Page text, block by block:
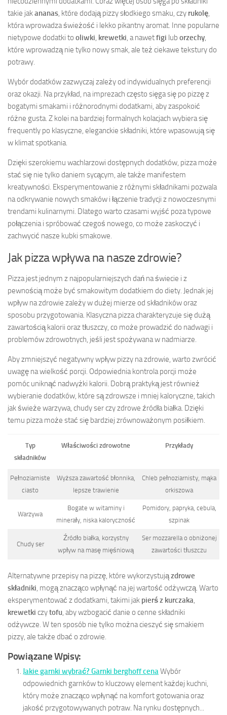
takie jakananas, które dodają pizzy słodkiego smaku, czy rukolę,
która wprowadza świeżość i lekko pikantny aromat. Inne popularne
nietypowe dodatki to oliwki, krewetki, a nawetfigi lub orzechy,
które wprowadzą nie tylko nowy smak, ale też ciekawe tekstury do
potrawy.
Wybór dodatków zazwyczaj zależy od indywidualnych preferencji
oraz okazji. Na przykład, na imprezach często sięga się po pizzę z
bogatymi smakami i różnorodnymi dodatkami, aby zaspokoić
różne gusta. Z kolei na bardziej formalnych kolacjach wybiera się
frequently po klasyczne, eleganckie składniki, które wpasowują się
w klimat spotkania.
Dzięki szerokiemu wachlarzowi dostępnych dodatków, pizza może
stać się nie tylko daniem sycącym, ale także manifestem
kreatywności. Eksperymentowanie z różnymi składnikami pozwala
na odkrywanie nowych smaków i łączenie tradycji z nowoczesnymi
trendami kulinarnymi. Dlatego warto czasami wyjść poza typowe
połączenia i spróbować czegoś nowego, co może zaskoczyć i
zachwycić nasze kubki smakowe.
Jak pizza wpływa na nasze zdrowie?
Pizza jest jednym z najpopularniejszych dań na świecie i z
pewnością może być smakowitym dodatkiem do diety. Jednak jej
wpływ na zdrowie zależy w dużej mierze od składników oraz
sposobu przygotowania. Klasyczna pizza charakteryzuje się dużą
zawartością kalorii oraz tłuszczy, co może prowadzić do nadwagi i
problemów zdrowotnych, jeśli jest spożywana w nadmiarze.
Aby zmniejszyć negatywny wpływ pizzy na zdrowie, warto zwrócić
uwagę na wielkość porcji. Odpowiednia kontrola porcji może
pomóc uniknąć nadwyżki kalorii. Dobrą praktyką jest również
wybieranie dodatków, które są zdrowsze i mniej kaloryczne, takich
jak świeże warzywa, chudy ser czy zdrowe źródła białka. Dzięki
temu pizza może stać się bardziej zrównoważonym posiłkiem.
Typ
składników
Właściwości zdrowotne Przykłady
Pełnoziarniste
ciasto
Wyższa zawartość błonnika,
lepsze trawienie
Chleb pełnoziarnisty, mąka
orkiszowa
Warzywa
Bogate w witaminy i
minerały, niska kaloryczność
Pomidory, papryka, cebula,
szpinak
Chudy ser
Źródło białka, korzystny
wpływ na masę mięśniową
Ser mozzarella o obniżonej
zawartości tłuszczu
Alternatywne przepisy na pizzę, które wykorzystujązdrowe
składniki, mogą znacząco wpłynąć na jej wartość odżywczą. Warto
eksperymentować z dodatkami, takimi jak pierś z kurczaka,
krewetki czytofu, aby wzbogacić danie o cenne składniki
odżywcze. W ten sposób nie tylko można cieszyć się smakiem
pizzy, ale także dbać o zdrowie.
Powiązane Wpisy:
Jakie garnki wybrać? Garnki berghoff cenaWybór
odpowiednich garnków to kluczowy element każdej kuchni,
który może znacząco wpłynąć na komfort gotowania oraz
jakość przygotowywanych potraw. Na rynku dostępnych...